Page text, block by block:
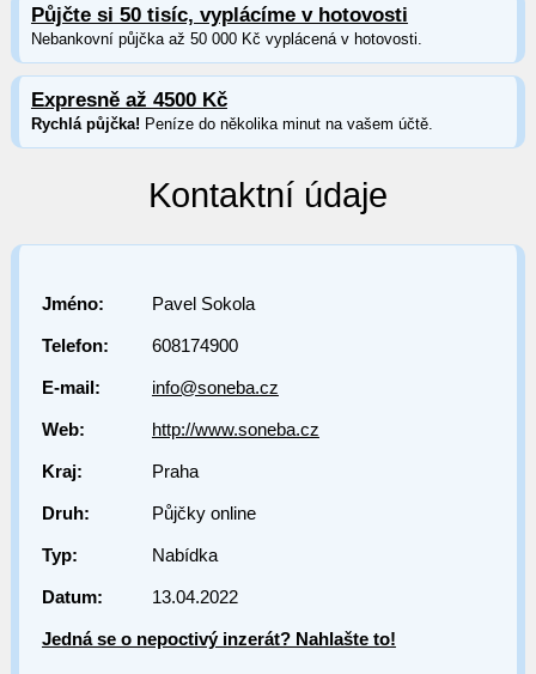
Půjčte si 50 tisíc, vyplácíme v hotovosti
Nebankovní půjčka až 50 000 Kč vyplácená v hotovosti.
Expresně až 4500 Kč
Rychlá půjčka! Peníze do několika minut na vašem účtě.
Kontaktní údaje
Jméno: Pavel Sokola
Telefon: 608174900
E-mail: info@soneba.cz
Web: http://www.soneba.cz
Kraj: Praha
Druh: Půjčky online
Typ: Nabídka
Datum: 13.04.2022
Jedná se o nepoctivý inzerát? Nahlašte to!